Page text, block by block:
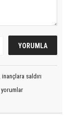
saldırı
yorumlar